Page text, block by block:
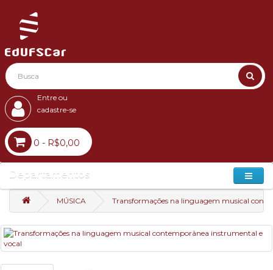
Entre ou
cadastre-se
0 - R$0,00
Departamentos
MÚSICA Transformações na linguagem musical